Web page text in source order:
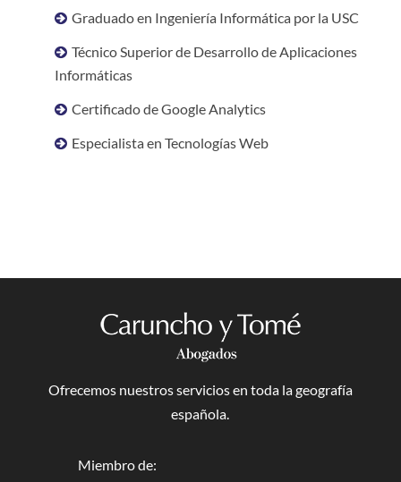
Graduado en Ingeniería Informática por la USC
Técnico Superior de Desarrollo de Aplicaciones
Informáticas
Certificado de Google Analytics
Especialista en Tecnologías Web
Ofrecemos nuestros servicios en toda la geografía
española.
Miembro de: